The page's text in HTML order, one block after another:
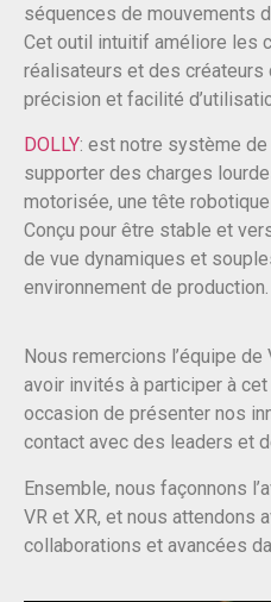
séquences de mouvements
Cet outil intuitif améliore les
réalisateurs et des créateurs
précision et facilité
DOLLY: est notre système
supporter des charges
motorisée, une tête
Conçu pour être stable et
de vue dynamiques et
environnement de production.
Nous remercions l’équipe
avoir invités à participer à
occasion de présenter nos
contact avec des leaders et
Ensemble, nous façonnons
VR et XR, et nous attendons
collaborations et avancées